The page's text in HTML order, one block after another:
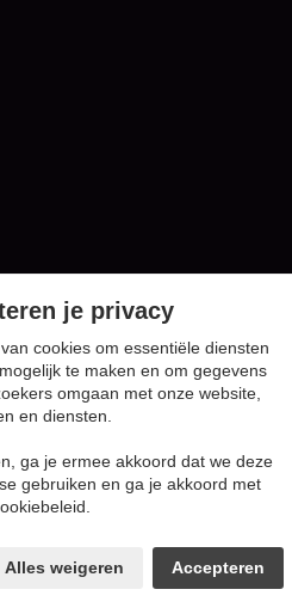
voorwaarden
cookie policy
Sitemap
je privacy
cookies om essentiële diensten
te maken en om gegevens
omgaan met onze website,
en diensten.
ga je ermee akkoord dat we deze
gebruiken en ga je akkoord met
Alles weigeren Accepteren